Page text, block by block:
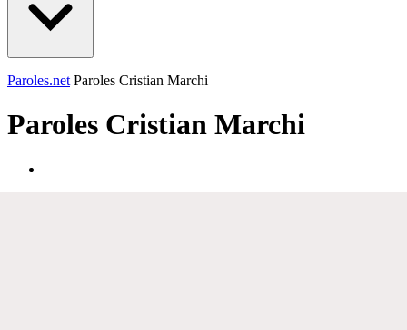
Paroles.net Paroles Cristian Marchi
Paroles Cristian Marchi